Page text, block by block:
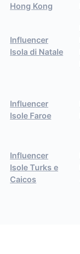
Hong Kong
Influencer
Isola di Natale
Influencer
Isole Faroe
Influencer
Isole Turks e
Caicos